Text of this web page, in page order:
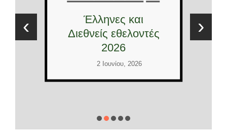
Έλληνες και
Διεθνείς εθελοντές
2026
2 Ιουνίου, 2026
‹ ›